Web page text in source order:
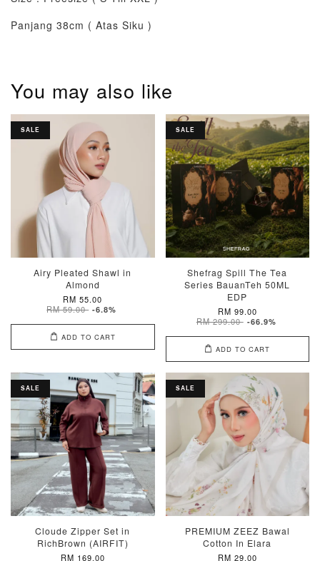
Panjang 38cm ( Atas Siku )
You may also like
SALE
Airy Pleated Shawl in
Almond
RM 55.00
RM 59.00 -6.8%
ADD TO CART
SALE
Shefrag Spill The Tea
Series BauanTeh 50ML
EDP
RM 99.00
RM 299.00 -66.9%
ADD TO CART
SALE
Cloude Zipper Set in
RichBrown (AIRFIT)
RM 169.00
SALE
PREMIUM ZEEZ Bawal
Cotton In Elara
RM 29.00